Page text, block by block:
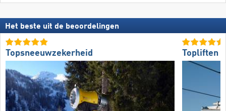
Het beste uit de beoordelingen
Topsneeuwzekerheid Topliften